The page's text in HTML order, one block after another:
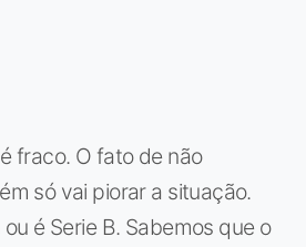
fraco. O fato de não
só vai piorar a situação.
é Serie B. Sabemos que o